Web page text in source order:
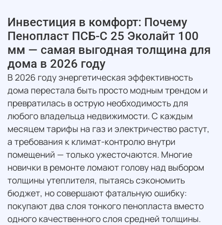
Инвестиция в комфорт: Почему
Пенопласт ПСБ-С 25 Эколайт 100
мм — самая выгодная толщина для
дома в 2026 году
В 2026 году энергетическая эффективность
дома перестала быть просто модным трендом и
превратилась в острую необходимость для
любого владельца недвижимости. С каждым
месяцем тарифы на газ и электричество растут,
а требования к климат-контролю внутри
помещений — только ужесточаются. Многие
новички в ремонте ломают голову над выбором
толщины утеплителя, пытаясь сэкономить
бюджет, но совершают фатальную ошибку:
покупают два слоя тонкого пенопласта вместо
одного качественного слоя средней толщины.